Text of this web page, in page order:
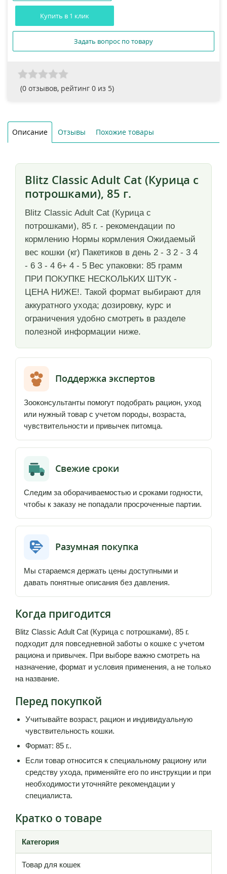
Купить в 1 клик
Задать вопрос по товару
(0 отзывов, рейтинг 0 из 5)
Описание Отзывы Похожие товары
Blitz Classic Adult Cat (Курица с
потрошками), 85 г.
Blitz Classic Adult Cat (Курица с
потрошками), 85 г. - рекомендации по
кормлению Нормы кормления Ожидаемый
вес кошки (кг) Пакетиков в день 2 - 3 2 - 3 4
- 6 3 - 4 6+ 4 - 5 Вес упаковки: 85 грамм
ПРИ ПОКУПКЕ НЕСКОЛЬКИХ ШТУК -
ЦЕНА НИЖЕ!. Такой формат выбирают для
аккуратного ухода; дозировку, курс и
ограничения удобно смотреть в разделе
полезной информации ниже.
Поддержка экспертов
Зооконсультанты помогут подобрать рацион, уход
или нужный товар с учетом породы, возраста,
чувствительности и привычек питомца.
Свежие сроки
Следим за оборачиваемостью и сроками годности,
чтобы к заказу не попадали просроченные партии.
Разумная покупка
Мы стараемся держать цены доступными и
давать понятные описания без давления.
Когда пригодится
Blitz Classic Adult Cat (Курица с потрошками), 85 г.
подходит для повседневной заботы о кошке с учетом
рациона и привычек. При выборе важно смотреть на
назначение, формат и условия применения, а не только
на название.
Перед покупкой
Учитывайте возраст, рацион и индивидуальную
чувствительность кошки.
Формат: 85 г..
Если товар относится к специальному рациону или
средству ухода, применяйте его по инструкции и при
необходимости уточняйте рекомендации у
специалиста.
Кратко о товаре
Категория
Товар для кошек